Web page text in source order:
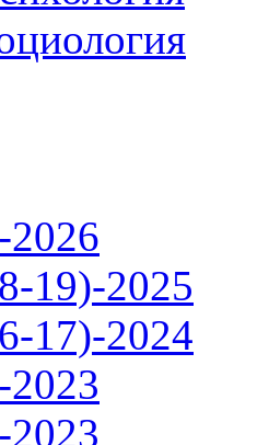
19)-2025
17)-2024